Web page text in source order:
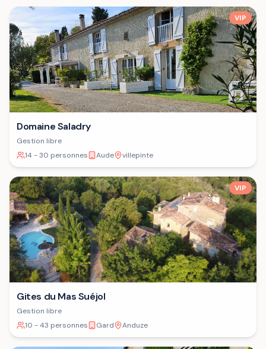
VIP
Domaine Saladry
Gestion libre
14 - 30 personnes
Aude villepinte
VIP
Gites du Mas Suéjol
Gestion libre
10 - 43 personnes
Gard Anduze